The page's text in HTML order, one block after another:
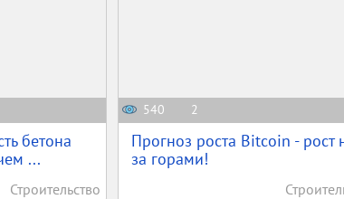
бетона
...
Строительство
540 2
Прогноз роста Bitcoin - рост
за горами!